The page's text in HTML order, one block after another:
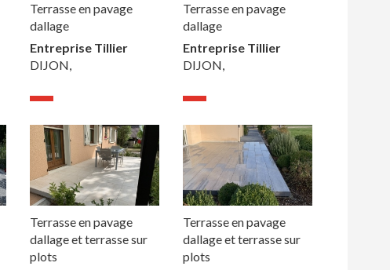
Terrasse en pavage
dallage
Entreprise Tillier
DIJON,
Terrasse en pavage
dallage
Entreprise Tillier
DIJON,
Terrasse en pavage
dallage et terrasse sur
plots
Terrasse en pavage
dallage et terrasse sur
plots